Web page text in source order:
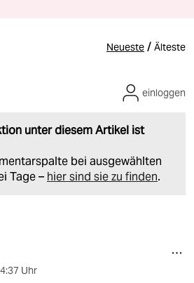
Neueste / Älteste
unter diesem Artikel ist
bei ausgewählten
Tage – hier sind sie zu finden.
einloggen
Uhr